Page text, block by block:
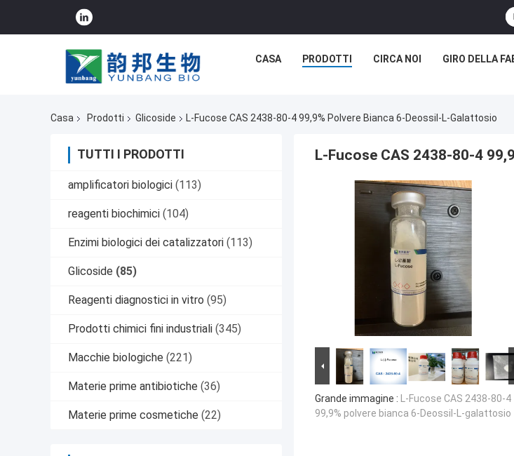
CASA PRODOTTI CIRCA NOI GIRO DELLA
Casa Prodotti Glicoside L-Fucose CAS 2438-80-4 99,9% Polvere Bianca 6-Deossil-L-Galattosio
TUTTI I PRODOTTI
amplificatori biologici (113)
reagenti biochimici (104)
Enzimi biologici dei catalizzatori (113)
Glicoside (85)
Reagenti diagnostici in vitro (95)
Prodotti chimici fini industriali (345)
Macchie biologiche (221)
Materie prime antibiotiche (36)
Materie prime cosmetiche (22)
L-Fucose CAS 2438-80-4
Grande immagine : L-Fucose CAS 2438-80-4
99,9% polvere bianca 6-Deossil-L-galattosio